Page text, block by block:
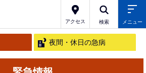
アクセス 検索 メニュー
夜間・休日の急病